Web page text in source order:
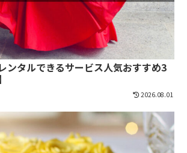
ンタルできるサービス人気おすすめ3
2026.08.01